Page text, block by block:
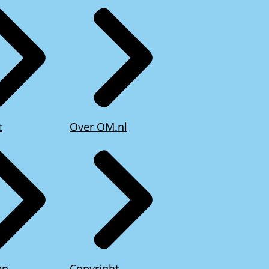
Over OM.nl